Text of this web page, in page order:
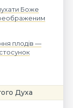
Боже
плодів —
Духа